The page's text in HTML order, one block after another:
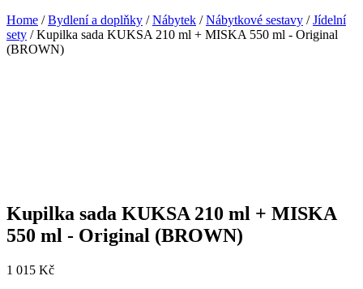
Home /Bydlení a doplňky /Nábytek /Nábytkové sestavy /Jídelní
sety / Kupilka sada KUKSA 210 ml + MISKA 550 ml - Original
(BROWN)
Kupilka sada KUKSA 210 ml + MISKA
550 ml - Original (BROWN)
1 015 Kč